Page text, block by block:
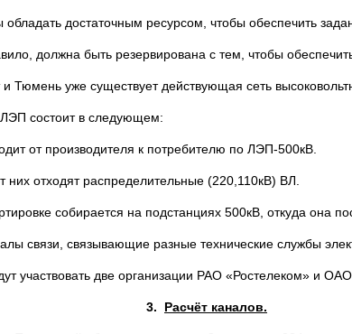
достаточным ресурсом, чтобы обеспечить
должна быть резервирована с тем, чтобы
Тюмень уже существует действующая сеть
ЛЭП состоит в следующем:
от производителя к потребителю по ЛЭП-500кВ.
отходят распределительные (220,110кВ) ВЛ.
собирается на подстанциях 500кВ, откуда она
связи, связывающие разные технические службы
участвовать две организации РАО «Ростелеком» и
3. Расчёт каналов.